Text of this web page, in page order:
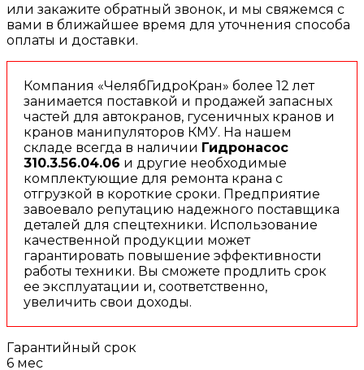
или закажите обратный звонок, и мы свяжемся с
вами в ближайшее время для уточнения способа
оплаты и доставки.
Компания «ЧелябГидроКран» более 12 лет
занимается поставкой и продажей запасных
частей для автокранов, гусеничных кранов и
кранов манипуляторов КМУ. На нашем
складе всегда в наличии Гидронасос
310.3.56.04.06 и другие необходимые
комплектующие для ремонта крана с
отгрузкой в короткие сроки. Предприятие
завоевало репутацию надежного поставщика
деталей для спецтехники. Использование
качественной продукции может
гарантировать повышение эффективности
работы техники. Вы сможете продлить срок
ее эксплуатации и, соответственно,
увеличить свои доходы.
Гарантийный срок
6 мес